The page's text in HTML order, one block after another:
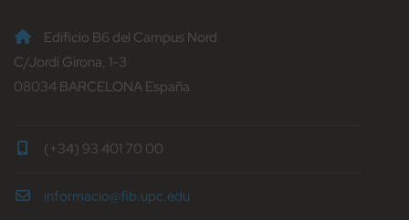
Edificio B6 del Campus Nord
C/Jordi Girona, 1-3
08034 BARCELONA España
(+34) 93 401 70 00
informacio@fib.upc.edu